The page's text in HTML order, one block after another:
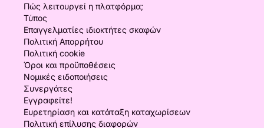
Πώς λειτουργεί η πλατφόρμα;
Τύπος
Επαγγελματίες ιδιοκτήτες σκαφών
Πολιτική Απορρήτου
Πολιτική cookie
Όροι και προϋποθέσεις
Νομικές ειδοποιήσεις
Συνεργάτες
Εγγραφείτε!
Ευρετηρίαση και κατάταξη καταχωρίσεων
Πολιτική επίλυσης διαφορών